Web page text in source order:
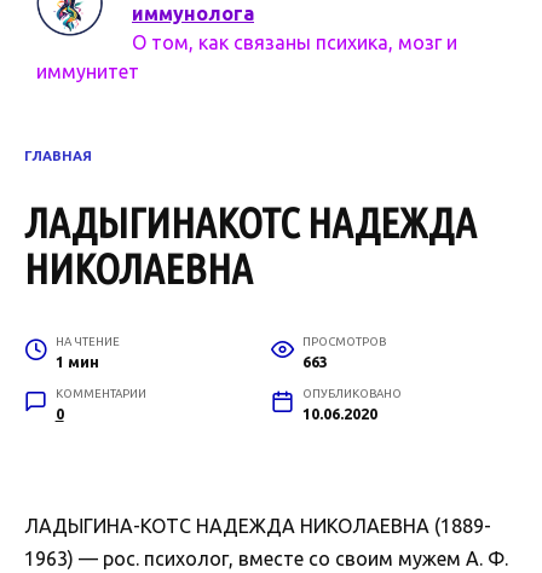
иммунолога
О том, как связаны психика, мозг и
иммунитет
ГЛАВНАЯ
ЛАДЫГИНАКОТС НАДЕЖДА
НИКОЛАЕВНА
НА ЧТЕНИЕ
1 мин
ПРОСМОТРОВ
663
КОММЕНТАРИИ
0
ОПУБЛИКОВАНО
10.06.2020
ЛАДЫГИНА-КОТС НАДЕЖДА НИКОЛАЕВНА (1889-
1963) — рос. психолог, вместе со своим мужем А. Ф.